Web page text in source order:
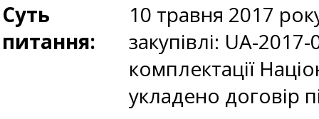
Суть
питання:
10 травня 2017
закупівлі: UA-
комплектації
укладено договір